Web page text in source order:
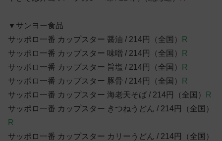
▼サンヨー食品
サッポロ一番 カップスター 醤油 / 214円（全国）
R
サッポロ一番 カップスター 味噌 / 214円（全国）
R
サッポロ一番 カップスター 旨塩 / 214円（全国）
R
サッポロ一番 カップスター 豚骨 / 214円（全国）
R
サッポロ一番 カップスター 海老天そば / 214円（全国）
R
サッポロ一番 カップスター きつねうどん / 214円（全国）
R
サッポロ一番 カップスター カリーうどん / 214円（全国）